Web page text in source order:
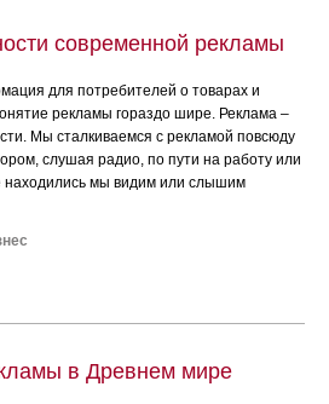
современной рекламы
для потребителей о товарах и
рекламы гораздо шире. Реклама –
Мы сталкиваемся с рекламой повсюду
слушая радио, по пути на работу или
находились мы видим или слышим
в Древнем мире